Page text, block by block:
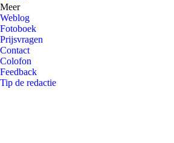
Meer
Weblog
Fotoboek
Prijsvragen
Contact
Colofon
Feedback
Tip de redactie